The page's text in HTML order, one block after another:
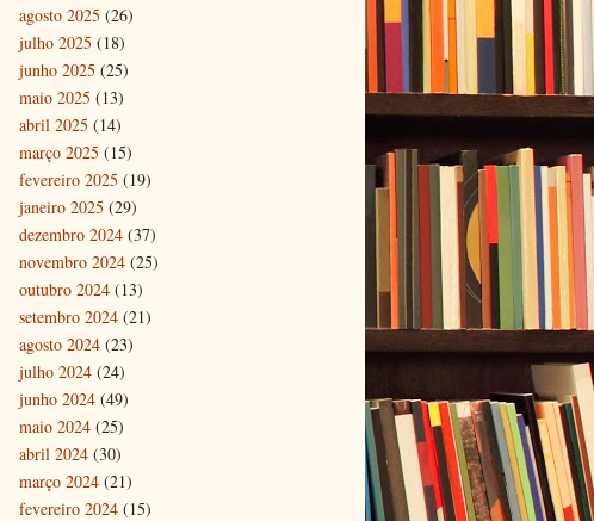
agosto 2025 (26)
julho 2025 (18)
junho 2025 (25)
maio 2025 (13)
abril 2025 (14)
março 2025 (15)
fevereiro 2025 (19)
janeiro 2025 (29)
dezembro 2024 (37)
novembro 2024 (25)
outubro 2024 (13)
setembro 2024 (21)
agosto 2024 (23)
julho 2024 (24)
junho 2024 (49)
maio 2024 (25)
abril 2024 (30)
março 2024 (21)
fevereiro 2024 (15)